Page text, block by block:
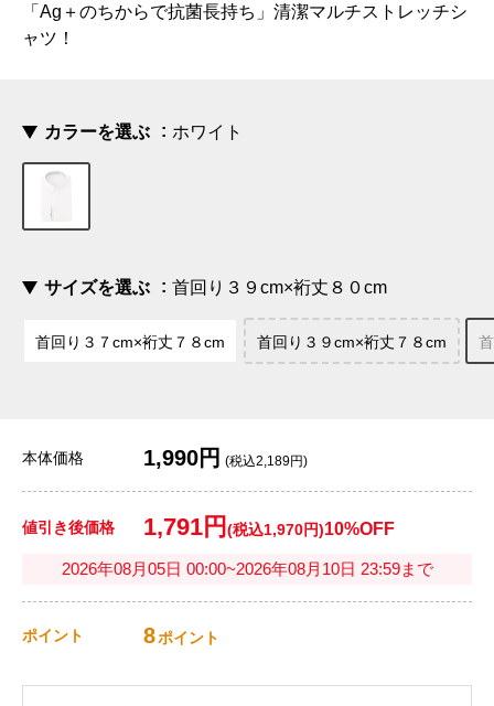
「Ag＋のちからで抗菌長持ち」清潔マルチストレッチシ
ャツ！
カラーを選ぶ ホワイト
サイズを選ぶ 首回り３９cm×裄丈８０cm
首回り３７cm×裄丈７８cm 首回り３９cm×裄丈７８cm
本体価格 1,990円 (税込2,189円)
値引き後価格 1,791円 (税込1,970円)10%OFF
2026年08月05日 00:00~2026年08月10日 23:59まで
ポイント 8ポイント